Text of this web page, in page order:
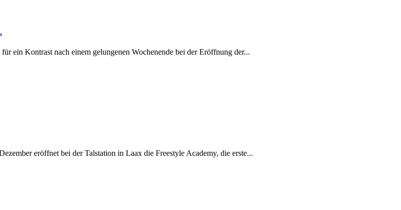
ein Kontrast nach einem gelungenen Wochenende bei der Eröffnung der...
eröffnet bei der Talstation in Laax die Freestyle Academy, die erste...